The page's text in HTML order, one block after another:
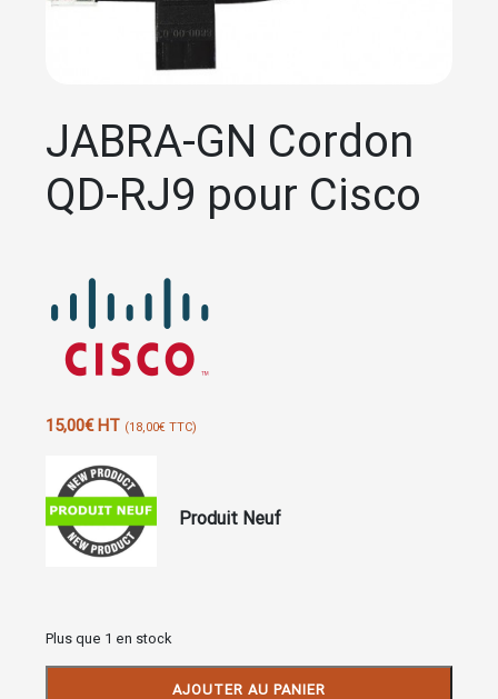
JABRA-GN Cordon
QD-RJ9 pour Cisco
15,00€HT (18,00€ TTC)
Produit Neuf
Plus que 1 en stock
quantité
AJOUTER AU PANIER